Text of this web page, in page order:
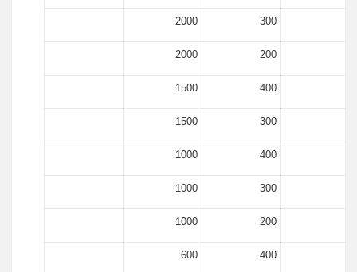
2000 300
2000 200
1500 400
1500 300
1000 400
1000 300
1000 200
600 400